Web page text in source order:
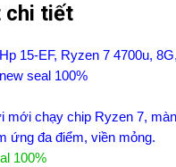
chi tiết
15-EF, Ryzen 7 4700u,
seal 100%
mới chạy chip Ryzen 7,
ứng đa điểm, viền mỏng.
100%